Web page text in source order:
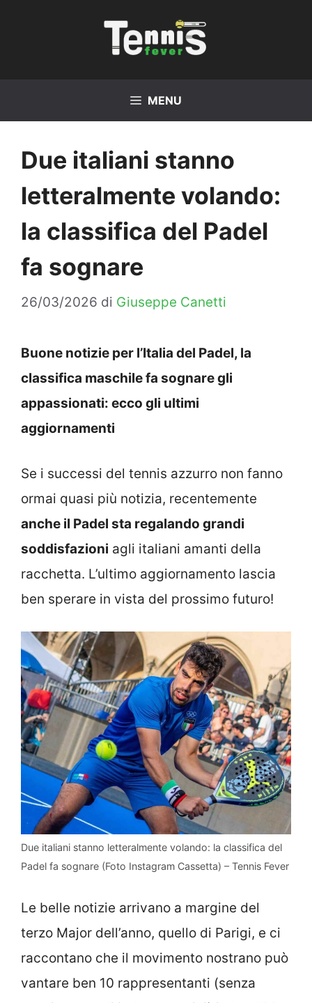
MENU
Due italiani stanno
letteralmente volando:
la classifica del Padel
fa sognare
26/03/2026 di Giuseppe Canetti
Buone notizie per l’Italia del Padel, la
classifica maschile fa sognare gli
appassionati: ecco gli ultimi
aggiornamenti
Se i successi del tennis azzurro non fanno
ormai quasi più notizia, recentemente
anche il Padel sta regalando grandi
soddisfazioni agli italiani amanti della
racchetta. L’ultimo aggiornamento lascia
ben sperare in vista del prossimo futuro!
Due italiani stanno letteralmente volando: la classifica del
Padel fa sognare (Foto Instagram Cassetta) – Tennis Fever
Le belle notizie arrivano a margine del
terzo Major dell’anno, quello di Parigi, e ci
raccontano che il movimento nostrano può
vantare ben 10 rappresentanti (senza